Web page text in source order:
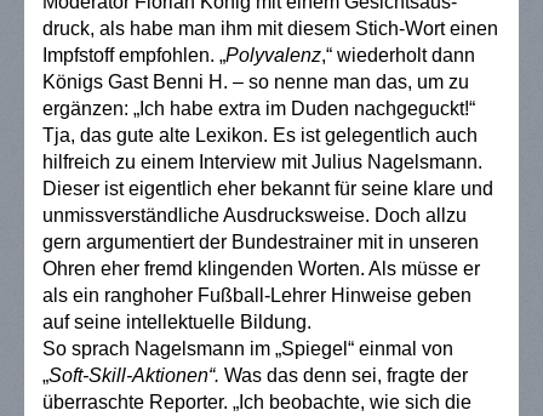
druck, als habe man ihm mit diesem Stich-Wort einen
Impfstoff empfohlen. „Polyvalenz,“ wiederholt dann
Königs Gast Benni H. – so nenne man das, um zu
ergänzen: „Ich habe extra im Duden nachgeguckt!“
Tja, das gute alte Lexikon. Es ist gelegentlich auch
hilfreich zu einem Interview mit Julius Nagelsmann.
Dieser ist eigentlich eher bekannt für seine klare und
unmissverständliche Ausdrucksweise. Doch allzu
gern argumentiert der Bundestrainer mit in unseren
Ohren eher fremd klingenden Worten. Als müsse er
als ein ranghoher Fußball-Lehrer Hinweise geben
auf seine intellektuelle Bildung.
So sprach Nagelsmann im „Spiegel“ einmal von
„Soft-Skill-Aktionen“. Was das denn sei, fragte der
überraschte Reporter. „Ich beobachte, wie sich die